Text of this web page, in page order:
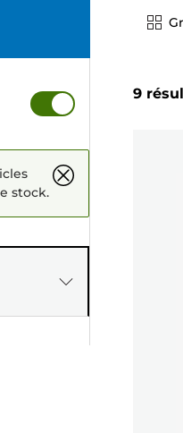
stock.
9